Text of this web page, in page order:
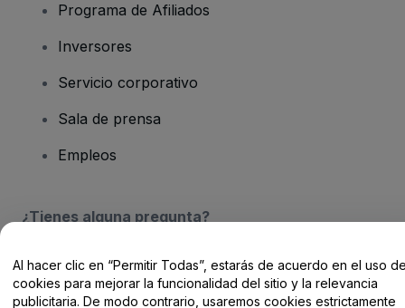
Programa de Afiliados
Inversores
Servicio corporativo
Sala de prensa
Empleos
¿Tienes alguna pregunta?
Centro de Ayuda / Contacto
Al hacer clic en “Permitir Todas”, estarás de acuerdo en el uso
cookies para mejorar la funcionalidad del sitio y la relevancia
publicitaria. De modo contrario, usaremos cookies estrictamente